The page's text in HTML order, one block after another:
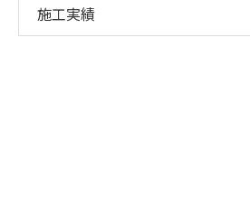
施工実績